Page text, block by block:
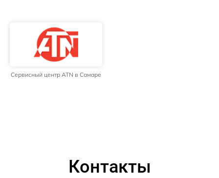
Сервисный центр ATN в Самаре
Контакты